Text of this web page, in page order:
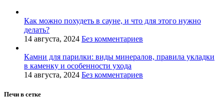
Как можно похудеть в сауне, и что для этого нужно
делать?
14 августа, 2024 Без комментариев
Камни для парилки: виды минералов, правила укладки
в каменку и особенности ухода
14 августа, 2024 Без комментариев
Печи в сетке